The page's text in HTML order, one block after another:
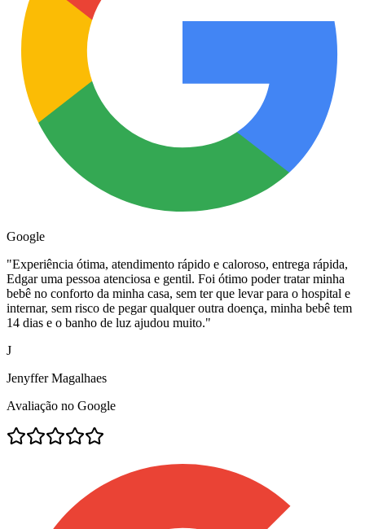
Google
"Experiência ótima, atendimento rápido e caloroso, entrega rápida,
Edgar uma pessoa atenciosa e gentil. Foi ótimo poder tratar minha
bebê no conforto da minha casa, sem ter que levar para o hospital e
internar, sem risco de pegar qualquer outra doença, minha bebê tem
14 dias e o banho de luz ajudou muito."
J
Jenyffer Magalhaes
Avaliação no Google